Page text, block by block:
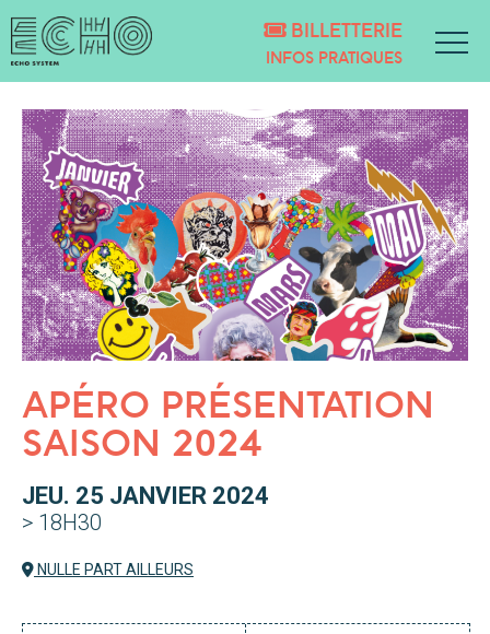
BILLETTERIE
INFOS PRATIQUES
APÉRO PRÉSENTATION
SAISON 2024
JEU. 25 JANVIER 2024
> 18H30
NULLE PART AILLEURS